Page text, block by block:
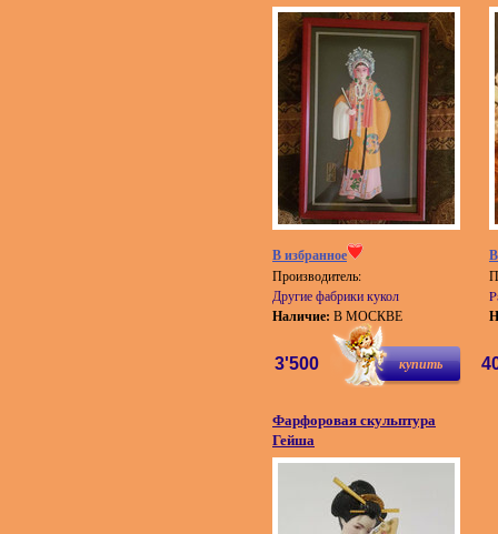
В избранное
Производитель:
Другие фабрики кукол
Наличие: В МОСКВЕ
купить
3'500
Фарфоровая скульптура
Гейша